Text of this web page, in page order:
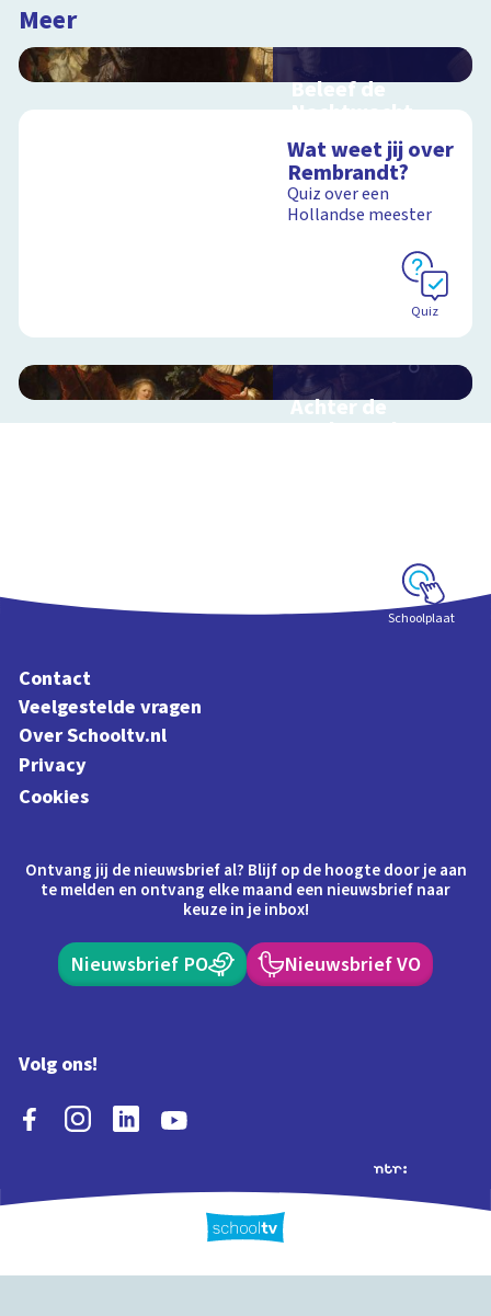
Meer
Beleef de
Nachtwacht
schoolplaat over
Rembrandts
meesterwerk
Schoolplaat
Wat weet jij over
Rembrandt?
Quiz over een
Hollandse meester
Quiz
Achter de
Nachtwacht
Schoolplaat
Contact
Veelgestelde vragen
Over Schooltv.nl
Privacy
Cookies
Ontvang jij de nieuwsbrief al? Blijf op de hoogte door je aan
te melden en ontvang elke maand een nieuwsbrief naar
keuze in je inbox!
Nieuwsbrief PO Nieuwsbrief VO
Volg ons!